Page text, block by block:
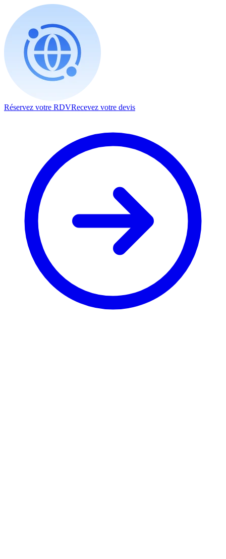
Réservez votre RDVRecevez votre devis